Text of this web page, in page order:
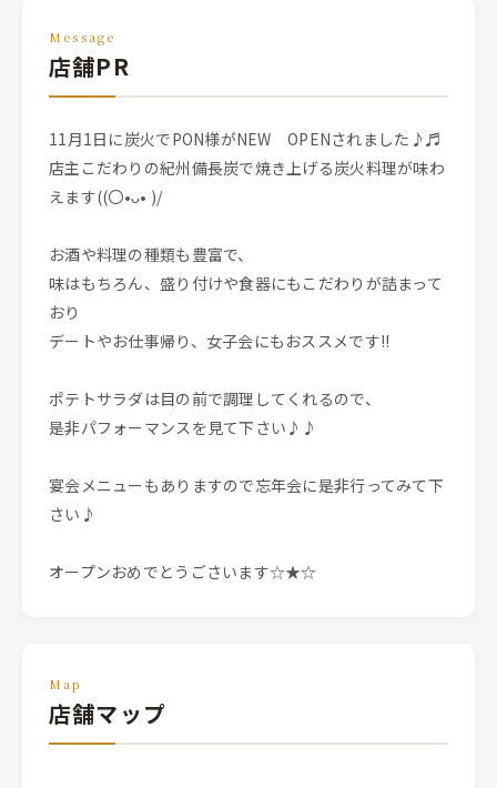
Message
店舗PR
11月1日に炭火でPON様がNEW OPENされました♪♬
店主こだわりの紀州備長炭で焼き上げる炭火料理が味わ
えます((〇•ᴗ• )/
お酒や料理の種類も豊富で、
味はもちろん、盛り付けや食器にもこだわりが詰まって
おり
デートやお仕事帰り、女子会にもおススメです!!
ポテトサラダは目の前で調理してくれるので、
是非パフォーマンスを見て下さい♪♪
宴会メニューもありますので忘年会に是非行ってみて下
さい♪
オープンおめでとうごさいます☆★☆
Map
店舗マップ